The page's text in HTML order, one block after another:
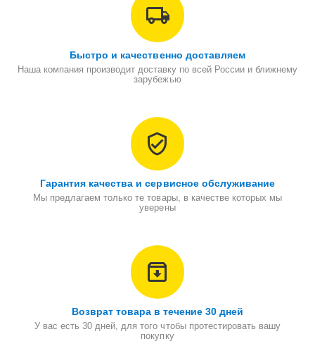
Быстро и качественно доставляем
Наша компания производит доставку по всей России и ближнему
зарубежью
Гарантия качества и сервисное обслуживание
Мы предлагаем только те товары, в качестве которых мы
уверены
Возврат товара в течение 30 дней
У вас есть 30 дней, для того чтобы протестировать вашу
покупку